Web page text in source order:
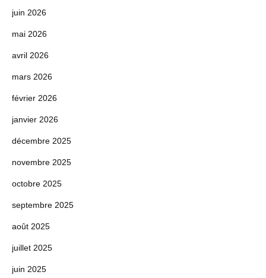
juin 2026
mai 2026
avril 2026
mars 2026
février 2026
janvier 2026
décembre 2025
novembre 2025
octobre 2025
septembre 2025
août 2025
juillet 2025
juin 2025